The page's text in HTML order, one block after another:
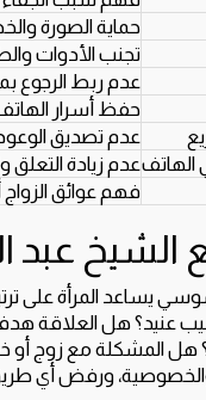
حماية الصورة
تجنب الأدوات
عدم ربط الرجوع
حفظ أسرار
عدم تصديق
الهاتفعدم زيادة التعلق
فهم عوائق الزواج
الشيخ عبد
يساعد المرأة
عنيد؟ هل العلاقة
المشكلة مع زوج أو
ورفض أي